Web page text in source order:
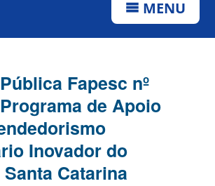
MENU
Fapesc nº
de Apoio
Inovador do
Catarina